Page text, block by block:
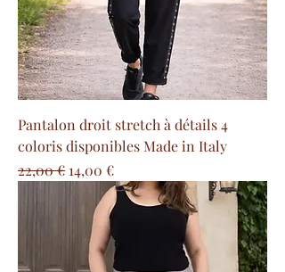
Pantalon droit stretch à détails 4
coloris disponibles Made in Italy
Prezzo regolare
22,00 € Prezzo scontato
14,00 €